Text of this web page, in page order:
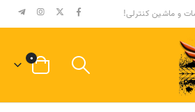
و ماشین کنترلی!
۰